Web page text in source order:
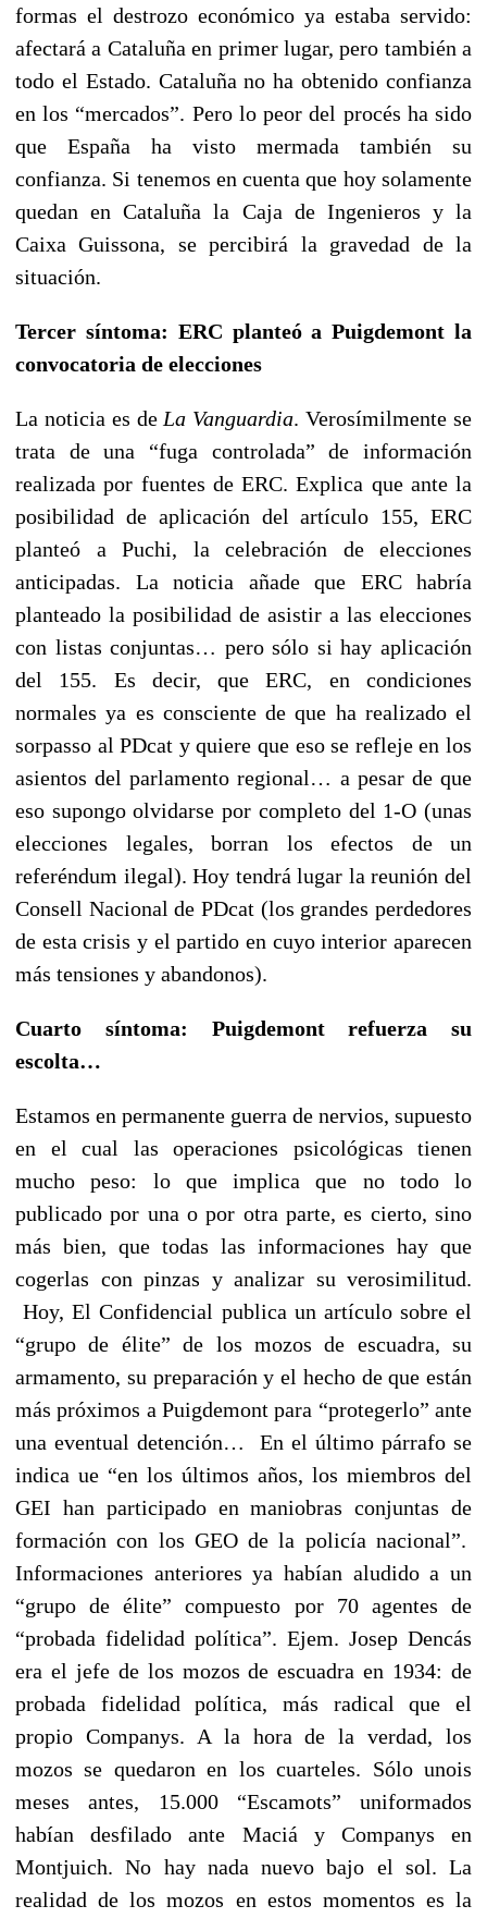
formas el destrozo económico ya estaba servido:
afectará a Cataluña en primer lugar, pero también a
todo el Estado. Cataluña no ha obtenido confianza
en los “mercados”. Pero lo peor del procés ha sido
que España ha visto mermada también su
confianza. Si tenemos en cuenta que hoy solamente
quedan en Cataluña la Caja de Ingenieros y la
Caixa Guissona, se percibirá la gravedad de la
situación.
Tercer síntoma: ERC planteó a Puigdemont la
convocatoria de elecciones
La noticia es de La Vanguardia. Verosímilmente se
trata de una “fuga controlada” de información
realizada por fuentes de ERC. Explica que ante la
posibilidad de aplicación del artículo 155, ERC
planteó a Puchi, la celebración de elecciones
anticipadas. La noticia añade que ERC habría
planteado la posibilidad de asistir a las elecciones
con listas conjuntas… pero sólo si hay aplicación
del 155. Es decir, que ERC, en condiciones
normales ya es consciente de que ha realizado el
sorpasso al PDcat y quiere que eso se refleje en los
asientos del parlamento regional… a pesar de que
eso supongo olvidarse por completo del 1-O (unas
elecciones legales, borran los efectos de un
referéndum ilegal). Hoy tendrá lugar la reunión del
Consell Nacional de PDcat (los grandes perdedores
de esta crisis y el partido en cuyo interior aparecen
más tensiones y abandonos).
Cuarto síntoma: Puigdemont refuerza su
escolta…
Estamos en permanente guerra de nervios, supuesto
en el cual las operaciones psicológicas tienen
mucho peso: lo que implica que no todo lo
publicado por una o por otra parte, es cierto, sino
más bien, que todas las informaciones hay que
cogerlas con pinzas y analizar su verosimilitud.
Hoy, El Confidencial publica un artículo sobre el
“grupo de élite” de los mozos de escuadra, su
armamento, su preparación y el hecho de que están
más próximos a Puigdemont para “protegerlo” ante
una eventual detención… En el último párrafo se
indica ue “en los últimos años, los miembros del
GEI han participado en maniobras conjuntas de
formación con los GEO de la policía nacional”.
Informaciones anteriores ya habían aludido a un
“grupo de élite” compuesto por 70 agentes de
“probada fidelidad política”. Ejem. Josep Dencás
era el jefe de los mozos de escuadra en 1934: de
probada fidelidad política, más radical que el
propio Companys. A la hora de la verdad, los
mozos se quedaron en los cuarteles. Sólo unois
meses antes, 15.000 “Escamots” uniformados
habían desfilado ante Maciá y Companys en
Montjuich. No hay nada nuevo bajo el sol. La
realidad de los mozos en estos momentos es la